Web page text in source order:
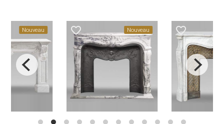
Nouveau favorite_border Nouveau favorite_border